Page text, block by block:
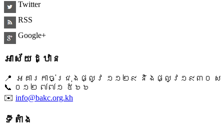
Twitter
RSS
Google+
អាស័យដ្ឋាន
📍 អគារកាច់ជ្រុងផ្លូវ ១១២៩ និងផ្លូវ១៩៣០ ស
📞 ​០១២ ៧៧១ ៥៦៦
✉️ info@bakc.org.kh
ទីតាំង